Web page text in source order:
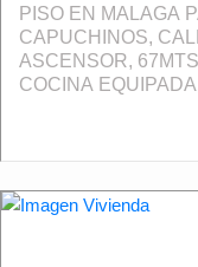
PISO EN MALAGA
CAPUCHINOS,
ASCENSOR,
COCINA